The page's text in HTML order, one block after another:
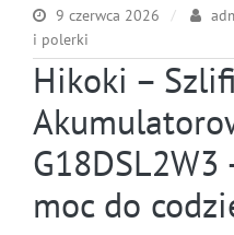
9 czerwca 2026
i polerki
Hikoki –
moc do